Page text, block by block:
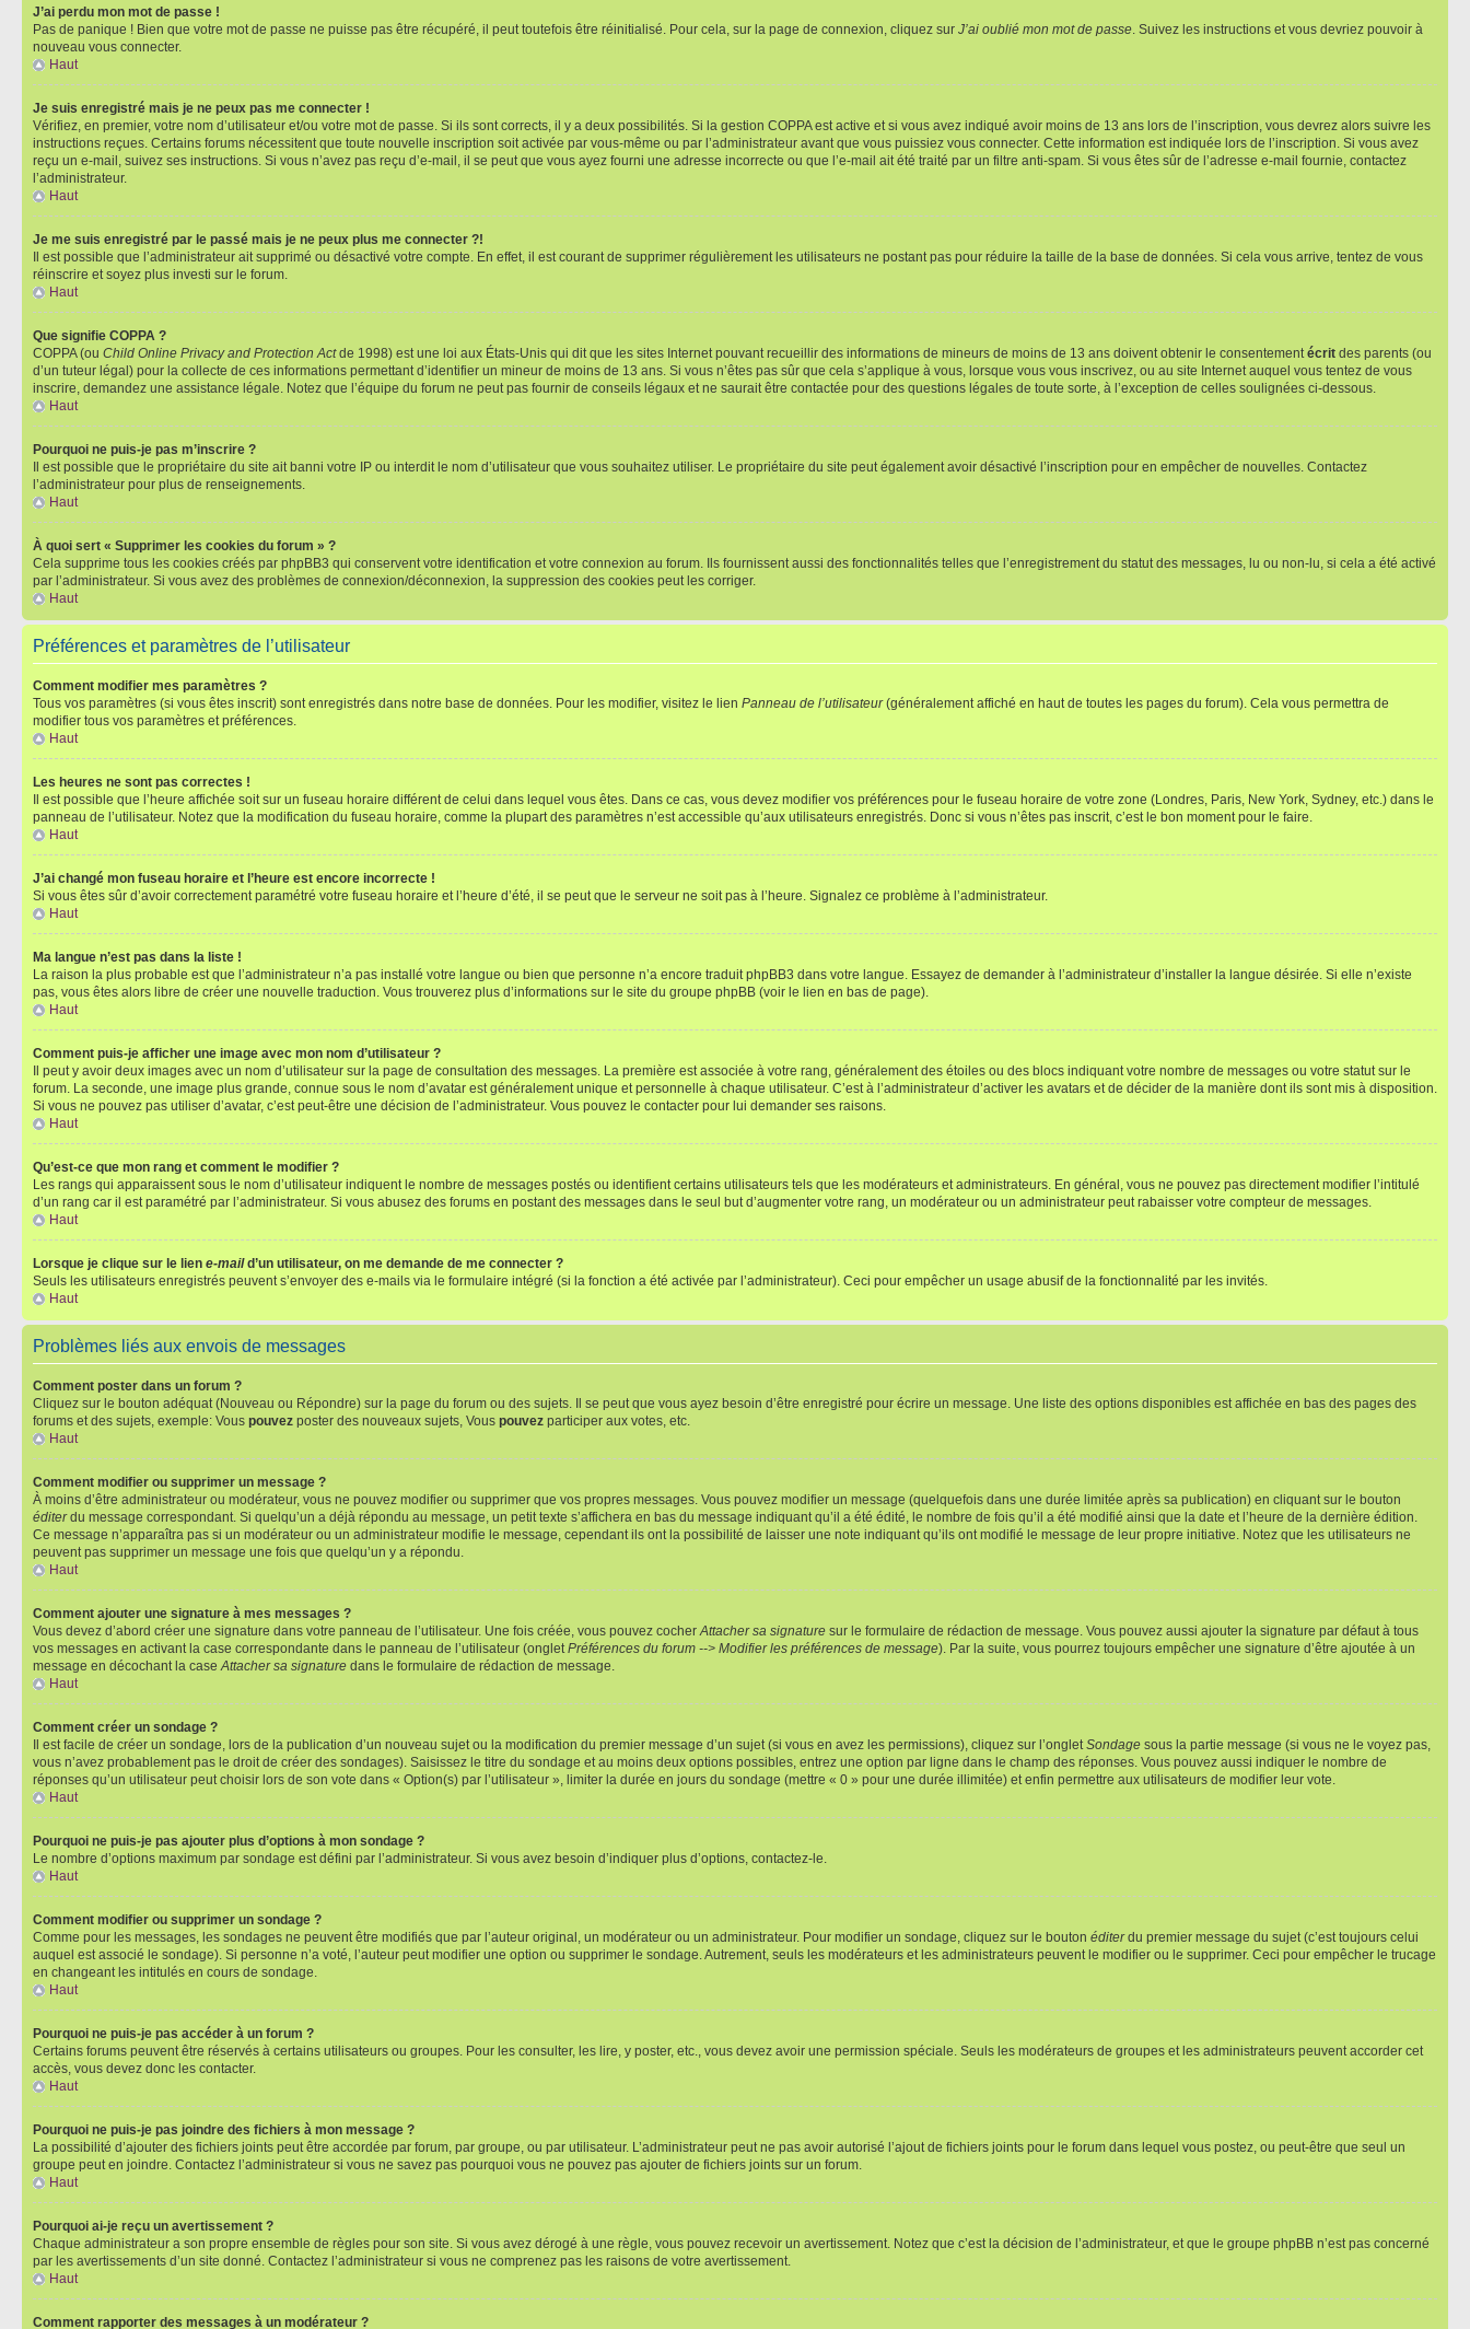
J’ai perdu mon mot de passe !
Pas de panique ! Bien que votre mot de passe ne puisse pas être récupéré, il peut toutefois être réinitialisé. Pour cela, sur la page de connexion, cliquez sur J’ai oublié mon mot de passe. Suivez les instructions et vous devriez pouvoir à
nouveau vous connecter.
Haut
Je suis enregistré mais je ne peux pas me connecter !
Vérifiez, en premier, votre nom d’utilisateur et/ou votre mot de passe. Si ils sont corrects, il y a deux possibilités. Si la gestion COPPA est active et si vous avez indiqué avoir moins de 13 ans lors de l’inscription, vous devrez alors suivre les
instructions reçues. Certains forums nécessitent que toute nouvelle inscription soit activée par vous-même ou par l’administrateur avant que vous puissiez vous connecter. Cette information est indiquée lors de l’inscription. Si vous avez
reçu un e-mail, suivez ses instructions. Si vous n’avez pas reçu d’e-mail, il se peut que vous ayez fourni une adresse incorrecte ou que l’e-mail ait été traité par un filtre anti-spam. Si vous êtes sûr de l’adresse e-mail fournie, contactez
l’administrateur.
Haut
Je me suis enregistré par le passé mais je ne peux plus me connecter ?!
Il est possible que l’administrateur ait supprimé ou désactivé votre compte. En effet, il est courant de supprimer régulièrement les utilisateurs ne postant pas pour réduire la taille de la base de données. Si cela vous arrive, tentez de vous
réinscrire et soyez plus investi sur le forum.
Haut
Que signifie COPPA ?
COPPA (ou Child Online Privacy and Protection Actde 1998) est une loi aux États-Unis qui dit que les sites Internet pouvant recueillir des informations de mineurs de moins de 13 ans doivent obtenir le consentementécrit des parents (ou
d’un tuteur légal) pour la collecte de ces informations permettant d’identifier un mineur de moins de 13 ans. Si vous n’êtes pas sûr que cela s’applique à vous, lorsque vous vous inscrivez, ou au site Internet auquel vous tentez de vous
inscrire, demandez une assistance légale. Notez que l’équipe du forum ne peut pas fournir de conseils légaux et ne saurait être contactée pour des questions légales de toute sorte, à l’exception de celles soulignées ci-dessous.
Haut
Pourquoi ne puis-je pas m’inscrire ?
Il est possible que le propriétaire du site ait banni votre IP ou interdit le nom d’utilisateur que vous souhaitez utiliser. Le propriétaire du site peut également avoir désactivé l’inscription pour en empêcher de nouvelles. Contactez
l’administrateur pour plus de renseignements.
Haut
À quoi sert « Supprimer les cookies du forum » ?
Cela supprime tous les cookies créés par phpBB3 qui conservent votre identification et votre connexion au forum. Ils fournissent aussi des fonctionnalités telles que l’enregistrement du statut des messages, lu ou non-lu, si cela a été activé
par l’administrateur. Si vous avez des problèmes de connexion/déconnexion, la suppression des cookies peut les corriger.
Haut
Préférences et paramètres de l’utilisateur
Comment modifier mes paramètres ?
Tous vos paramètres (si vous êtes inscrit) sont enregistrés dans notre base de données. Pour les modifier, visitez le lien Panneau de l’utilisateur(généralement affiché en haut de toutes les pages du forum). Cela vous permettra de
modifier tous vos paramètres et préférences.
Haut
Les heures ne sont pas correctes !
Il est possible que l’heure affichée soit sur un fuseau horaire différent de celui dans lequel vous êtes. Dans ce cas, vous devez modifier vos préférences pour le fuseau horaire de votre zone (Londres, Paris, New York, Sydney, etc.) dans le
panneau de l’utilisateur. Notez que la modification du fuseau horaire, comme la plupart des paramètres n’est accessible qu’aux utilisateurs enregistrés. Donc si vous n’êtes pas inscrit, c’est le bon moment pour le faire.
Haut
J’ai changé mon fuseau horaire et l’heure est encore incorrecte !
Si vous êtes sûr d’avoir correctement paramétré votre fuseau horaire et l’heure d’été, il se peut que le serveur ne soit pas à l’heure. Signalez ce problème à l’administrateur.
Haut
Ma langue n’est pas dans la liste !
La raison la plus probable est que l’administrateur n’a pas installé votre langue ou bien que personne n’a encore traduit phpBB3 dans votre langue. Essayez de demander à l’administrateur d’installer la langue désirée. Si elle n’existe
pas, vous êtes alors libre de créer une nouvelle traduction. Vous trouverez plus d’informations sur le site du groupe phpBB (voir le lien en bas de page).
Haut
Comment puis-je afficher une image avec mon nom d’utilisateur ?
Il peut y avoir deux images avec un nom d’utilisateur sur la page de consultation des messages. La première est associée à votre rang, généralement des étoiles ou des blocs indiquant votre nombre de messages ou votre statut sur le
forum. La seconde, une image plus grande, connue sous le nom d’avatar est généralement unique et personnelle à chaque utilisateur. C’est à l’administrateur d’activer les avatars et de décider de la manière dont ils sont mis à disposition.
Si vous ne pouvez pas utiliser d’avatar, c’est peut-être une décision de l’administrateur. Vous pouvez le contacter pour lui demander ses raisons.
Haut
Qu’est-ce que mon rang et comment le modifier ?
Les rangs qui apparaissent sous le nom d’utilisateur indiquent le nombre de messages postés ou identifient certains utilisateurs tels que les modérateurs et administrateurs. En général, vous ne pouvez pas directement modifier l’intitulé
d’un rang car il est paramétré par l’administrateur. Si vous abusez des forums en postant des messages dans le seul but d’augmenter votre rang, un modérateur ou un administrateur peut rabaisser votre compteur de messages.
Haut
Lorsque je clique sur le lien e-maild’un utilisateur, on me demande de me connecter ?
Seuls les utilisateurs enregistrés peuvent s’envoyer des e-mails via le formulaire intégré (si la fonction a été activée par l’administrateur). Ceci pour empêcher un usage abusif de la fonctionnalité par les invités.
Haut
Problèmes liés aux envois de messages
Comment poster dans un forum ?
Cliquez sur le bouton adéquat (Nouveau ou Répondre) sur la page du forum ou des sujets. Il se peut que vous ayez besoin d’être enregistré pour écrire un message. Une liste des options disponibles est affichée en bas des pages des
forums et des sujets, exemple: Vous pouvez poster des nouveaux sujets, Vous pouvez participer aux votes, etc.
Haut
Comment modifier ou supprimer un message ?
À moins d’être administrateur ou modérateur, vous ne pouvez modifier ou supprimer que vos propres messages. Vous pouvez modifier un message (quelquefois dans une durée limitée après sa publication) en cliquant sur le bouton
éditerdu message correspondant. Si quelqu’un a déjà répondu au message, un petit texte s’affichera en bas du message indiquant qu’il a été édité, le nombre de fois qu’il a été modifié ainsi que la date et l’heure de la dernière édition.
Ce message n’apparaîtra pas si un modérateur ou un administrateur modifie le message, cependant ils ont la possibilité de laisser une note indiquant qu’ils ont modifié le message de leur propre initiative. Notez que les utilisateurs ne
peuvent pas supprimer un message une fois que quelqu’un y a répondu.
Haut
Comment ajouter une signature à mes messages ?
Vous devez d’abord créer une signature dans votre panneau de l’utilisateur. Une fois créée, vous pouvez cocherAttacher sa signature sur le formulaire de rédaction de message. Vous pouvez aussi ajouter la signature par défaut à tous
vos messages en activant la case correspondante dans le panneau de l’utilisateur (ongletPréférences du forum --> Modifier les préférences de message). Par la suite, vous pourrez toujours empêcher une signature d’être ajoutée à un
message en décochant la caseAttacher sa signature dans le formulaire de rédaction de message.
Haut
Comment créer un sondage ?
Il est facile de créer un sondage, lors de la publication d’un nouveau sujet ou la modification du premier message d’un sujet (si vous en avez les permissions), cliquez sur l’ongletSondage sous la partie message (si vous ne le voyez pas,
vous n’avez probablement pas le droit de créer des sondages). Saisissez le titre du sondage et au moins deux options possibles, entrez une option par ligne dans le champ des réponses. Vous pouvez aussi indiquer le nombre de
réponses qu’un utilisateur peut choisir lors de son vote dans « Option(s) par l’utilisateur », limiter la durée en jours du sondage (mettre « 0 » pour une durée illimitée) et enfin permettre aux utilisateurs de modifier leur vote.
Haut
Pourquoi ne puis-je pas ajouter plus d’options à mon sondage ?
Le nombre d’options maximum par sondage est défini par l’administrateur. Si vous avez besoin d’indiquer plus d’options, contactez-le.
Haut
Comment modifier ou supprimer un sondage ?
Comme pour les messages, les sondages ne peuvent être modifiés que par l’auteur original, un modérateur ou un administrateur. Pour modifier un sondage, cliquez sur le bouton éditerdu premier message du sujet (c’est toujours celui
auquel est associé le sondage). Si personne n’a voté, l’auteur peut modifier une option ou supprimer le sondage. Autrement, seuls les modérateurs et les administrateurs peuvent le modifier ou le supprimer. Ceci pour empêcher le trucage
en changeant les intitulés en cours de sondage.
Haut
Pourquoi ne puis-je pas accéder à un forum ?
Certains forums peuvent être réservés à certains utilisateurs ou groupes. Pour les consulter, les lire, y poster, etc., vous devez avoir une permission spéciale. Seuls les modérateurs de groupes et les administrateurs peuvent accorder cet
accès, vous devez donc les contacter.
Haut
Pourquoi ne puis-je pas joindre des fichiers à mon message ?
La possibilité d’ajouter des fichiers joints peut être accordée par forum, par groupe, ou par utilisateur. L’administrateur peut ne pas avoir autorisé l’ajout de fichiers joints pour le forum dans lequel vous postez, ou peut-être que seul un
groupe peut en joindre. Contactez l’administrateur si vous ne savez pas pourquoi vous ne pouvez pas ajouter de fichiers joints sur un forum.
Haut
Pourquoi ai-je reçu un avertissement ?
Chaque administrateur a son propre ensemble de règles pour son site. Si vous avez dérogé à une règle, vous pouvez recevoir un avertissement. Notez que c’est la décision de l’administrateur, et que le groupe phpBB n’est pas concerné
par les avertissements d’un site donné. Contactez l’administrateur si vous ne comprenez pas les raisons de votre avertissement.
Haut
Comment rapporter des messages à un modérateur ?